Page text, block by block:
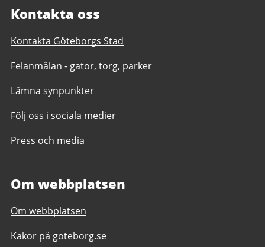
Kontakta oss
Kontakta Göteborgs Stad
Felanmälan - gator, torg, parker
Lämna synpunkter
Följ oss i sociala medier
Press och media
Om webbplatsen
Om webbplatsen
Kakor på goteborg.se